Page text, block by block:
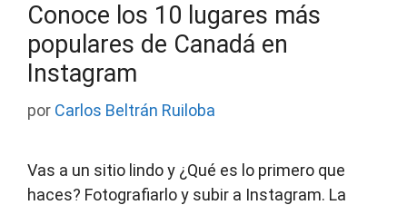
Conoce los 10 lugares más
populares de Canadá en
Instagram
por Carlos Beltrán Ruiloba
Vas a un sitio lindo y ¿Qué es lo primero que
haces? Fotografiarlo y subir a Instagram. La